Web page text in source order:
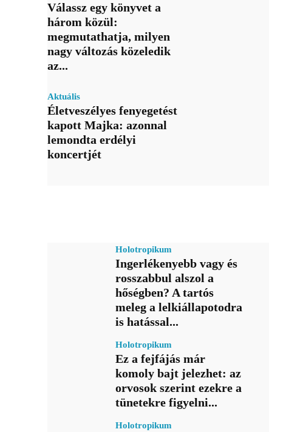
Válassz egy könyvet a
három közül:
megmutathatja, milyen
nagy változás közeledik
az...
Aktuális
Életveszélyes fenyegetést
kapott Majka: azonnal
lemondta erdélyi
koncertjét
Holotropikum
Ingerlékenyebb vagy és
rosszabbul alszol a
hőségben? A tartós
meleg a lelkiállapotodra
is hatással...
Holotropikum
Ez a fejfájás már
komoly bajt jelezhet: az
orvosok szerint ezekre a
tünetekre figyelni...
Holotropikum